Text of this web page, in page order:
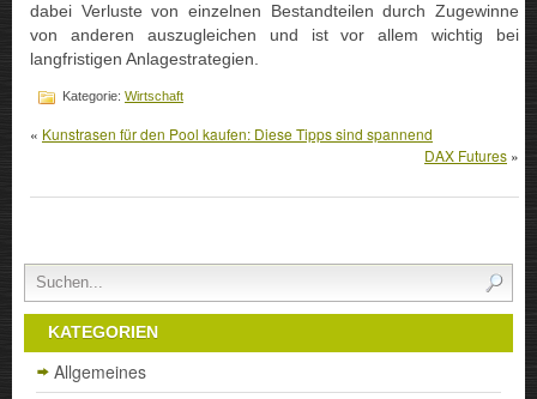
dabei Verluste von einzelnen Bestandteilen durch Zugewinne
von anderen auszugleichen und ist vor allem wichtig bei
langfristigen Anlagestrategien.
Kategorie: Wirtschaft
« Kunstrasen für den Pool kaufen: Diese Tipps sind spannend
DAX Futures »
KATEGORIEN
Allgemeines